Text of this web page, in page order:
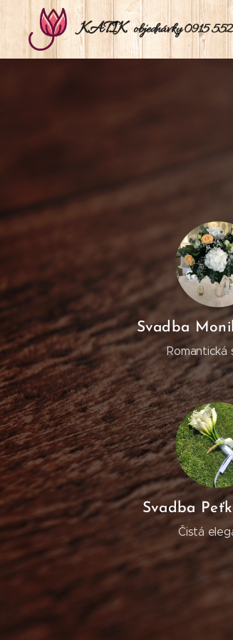
KATIK objednávky 0915
Svadba
Romantická
Svadba
Čistá